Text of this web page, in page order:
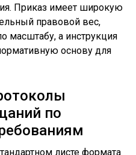
Приказ имеет широкую
правовой вес,
масштабу, а инструкция
основу для
по
листе формата